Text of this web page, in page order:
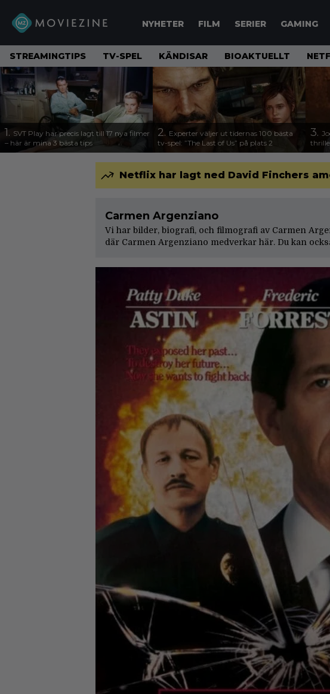
NYHETER FILM SERIER GAMING
STREAMINGTIPS TV-SPEL KÄNDISAR BIOAKTUELLT
1. SVT Play har precis lagt till 17 nya filmer
– här är mina 3 bästa tips
2. Experter väljer ut tidernas 100 bästa
tv-spel: ”The Last of Us” på plats 2
3.
Netflix har lagt ned David Finchers
Carmen Argenziano
Vi har bilder, biografi, och filmografi av Carmen
där Carmen Argenziano medverkar här. Du kan